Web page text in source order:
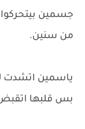
جسمين
من سنين.
ياسمين اتشدت
بس قلبها